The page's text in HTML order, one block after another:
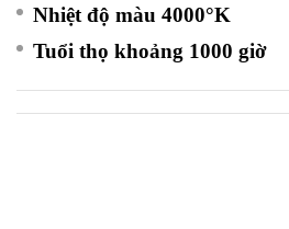
Nhiệt độ màu 4000°K
Tuổi thọ khoảng 1000 giờ